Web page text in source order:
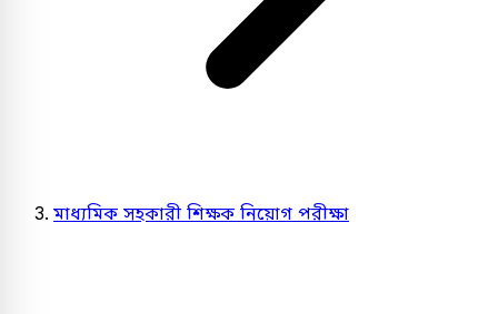
মাধ্যমিক সহকারী শিক্ষক নিয়োগ পরীক্ষা